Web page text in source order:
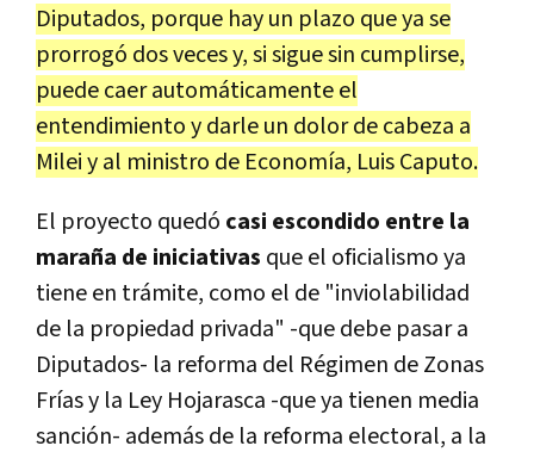
Diputados, porque hay un plazo que ya se
prorrogó dos veces y, si sigue sin cumplirse,
puede caer automáticamente el
entendimiento y darle un dolor de cabeza a
Milei y al ministro de Economía, Luis Caputo.
El proyecto quedó casi escondido entre la
maraña de iniciativas que el oficialismo ya
tiene en trámite, como el de "inviolabilidad
de la propiedad privada" -que debe pasar a
Diputados- la reforma del Régimen de Zonas
Frías y la Ley Hojarasca -que ya tienen media
sanción- además de la reforma electoral, a la